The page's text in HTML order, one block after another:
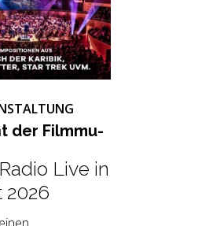
der Film­mu­
Live in
2026